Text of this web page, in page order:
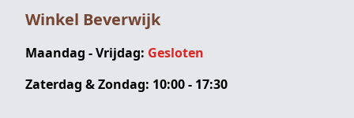
Winkel Beverwijk
Maandag - Vrijdag: Gesloten
Zaterdag & Zondag: 10:00 - 17:30